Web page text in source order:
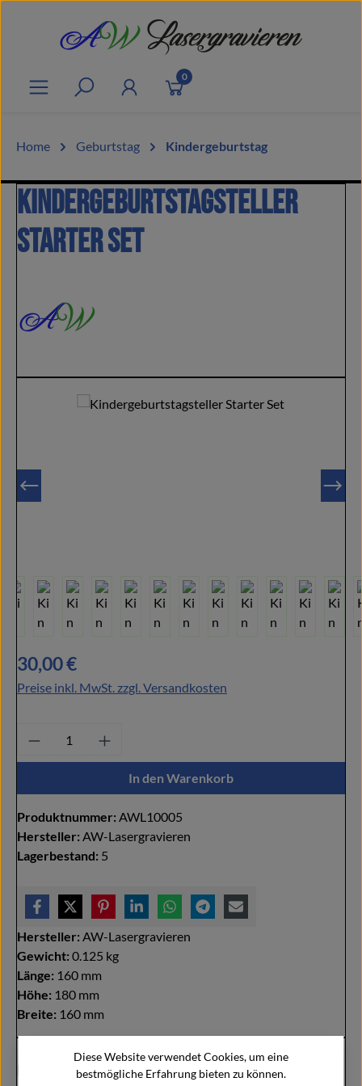
Zum Hauptinhalt springen
0
Home Geburtstag Kindergeburtstag
Kindergeburtstagsteller
Starter Set
Regulärer Preis:
30,00 €
Preise inkl. MwSt. zzgl. Versandkosten
Produkt Anzahl: Gib den gewünschten
In den Warenkorb
Produktnummer: AWL10005
Hersteller: AW-Lasergravieren
Lagerbestand: 5
Hersteller: AW-Lasergravieren
Gewicht: 0.125 kg
Länge: 160 mm
Höhe: 180 mm
Breite: 160 mm
Beschreibung
Diese Website verwendet Cookies, um eine
bestmögliche Erfahrung bieten zu können.